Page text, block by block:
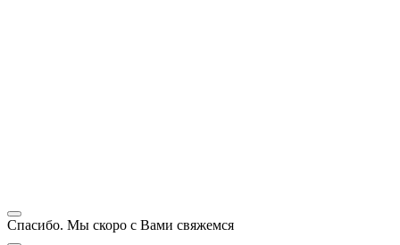
Спасибо. Мы скоро с Вами свяжемся